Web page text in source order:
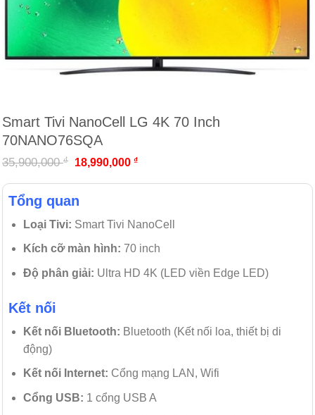
Smart Tivi NanoCell LG 4K 70 Inch
70NANO76SQA
35,900,000₫ 18,990,000₫
Tổng quan
Loại Tivi: Smart Tivi NanoCell
Kích cỡ màn hình: 70 inch
Độ phân giải: Ultra HD 4K (LED viền Edge LED)
Kết nối
Kết nối Bluetooth: Bluetooth (Kết nối loa, thiết bị di
động)
Kết nối Internet: Cổng mạng LAN, Wifi
Cổng USB: 1 cổng USB A